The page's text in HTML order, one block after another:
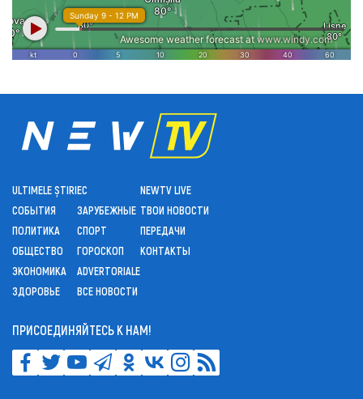
ULTIMELE ȘTIRI
СОБЫТИЯ
ПОЛИТИКА
ОБЩЕСТВО
ЭКОНОМИКА
ЗДОРОВЬЕ
ЕС
ЗАРУБЕЖНЫЕ
СПОРТ
ГОРОСКОП
ADVERTORIALE
ВСЕ НОВОСТИ
NEWTV LIVE
ТВОИ НОВОСТИ
ПЕРЕДАЧИ
КОНТАКТЫ
ПРИСОЕДИНЯЙТЕСЬ К НАМ!